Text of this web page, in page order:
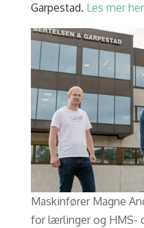
Garpestad. Les mer
Maskinfører Magne
for lærlinger og HMS-